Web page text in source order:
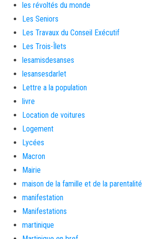
les révoltés du monde
Les Seniors
Les Travaux du Conseil Exécutif
Les Trois-Îlets
lesamisdesanses
lesansesdarlet
Lettre a la population
livre
Location de voitures
Logement
Lycées
Macron
Mairie
maison de la famille et de la parentalité
manifestation
Manifestations
martinique